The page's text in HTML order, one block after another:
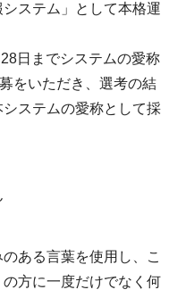
システム」として本格運
日までシステムの愛称
をいただき、選考の結
ステムの愛称として採
ある言葉を使用し、こ
方に一度だけでなく何